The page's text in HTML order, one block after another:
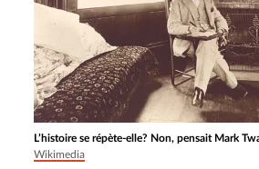
L’histoire se répète-elle? Non, pensait Mark
Wikimedia